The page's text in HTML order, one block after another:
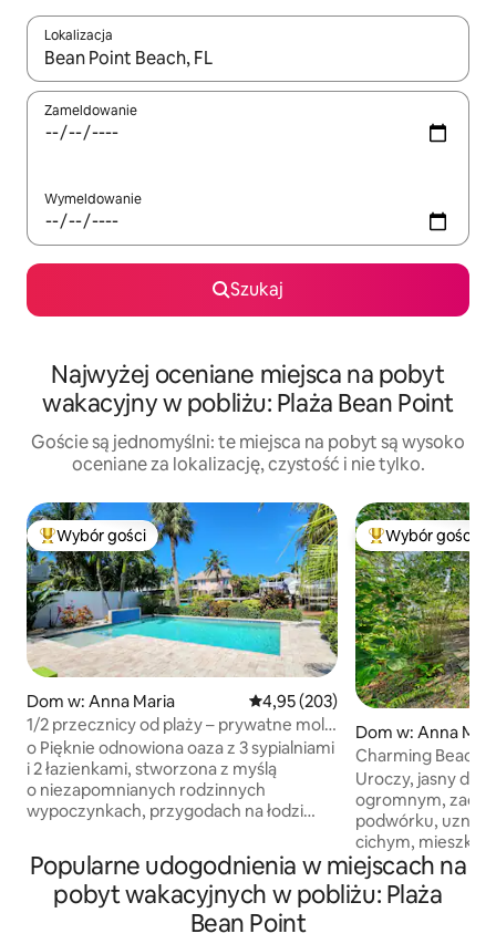
Lokalizacja
Gdy wyniki będą dostępne, możesz poruszać się po nich za
Zameldowanie
Wymeldowanie
Szukaj
Najwyżej oceniane miejsca na pobyt
wakacyjny w pobliżu: Plaża Bean Point
Goście są jednomyślni: te miejsca na pobyt są wysoko
oceniane za lokalizację, czystość i nie tylko.
Najpopularniejsze z kategorii Wybór gości
Wybór gości
Dom w: Anna Maria Średnia ocena: 4,95 na 5, liczba
4,95 (203)
1/2 przecznicy od plaży – prywatne molo
dla łodzi i 9-metrowy basen
o Pięknie odnowiona oaza z 3 sypialniami
i 2 łazienkami, stworzona z myślą
o niezapomnianych rodzinnych
wypoczynkach, przygodach na łodzi
wynajmu twierdzi, że obiekty znajdują
się w Anna Maria, ale w rzeczywistości są
one położone w bardzo zatłoczonych
rejonach Holmes Beach lub Bradenton
Beach. Położony w cichej, zabytkowej
Wybór gości
Dom w: Anna
Charming Beach
Banyon Trees
Uroczy, jasny
ogromnym,
podwórku,
cichym,
Anna Maria. Przytulne ganki i otoczony
ogrodzeniem
się wśród
Popularne udogodnienia w miejscach na
pobyt wakacyjnych w pobliżu: Plaża
Bean Point